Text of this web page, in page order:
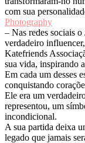
com sua
Photography
– Nas redes sociais
verdadeiro
Katefriends
sua vida, inspirando
Em cada um desses
conquistando
Ele era um
representou, um
incondicional.
A sua partida deixa
legado que jamais